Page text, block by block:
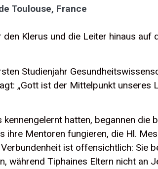
Toulouse, France
Klerus und die Leiter hinaus
Studienjahr
„Gott ist der Mittelpunkt
hatten, begannen die
ihre Mentoren fungieren, die Hl.
ist offensichtlich: Sie
während Tiphaines Eltern nicht an